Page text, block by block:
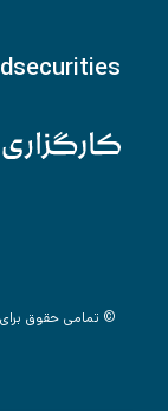
© تمامی حقوق برای